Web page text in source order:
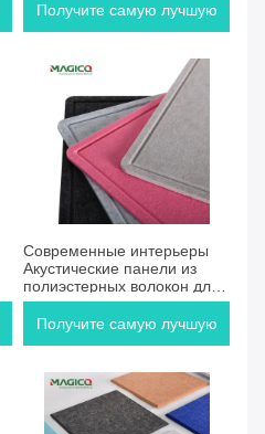
Получите самую лучшую
Современные интерьеры
Акустические панели из
полиэстерных волокон для
многофункционального
зала
Получите самую лучшую